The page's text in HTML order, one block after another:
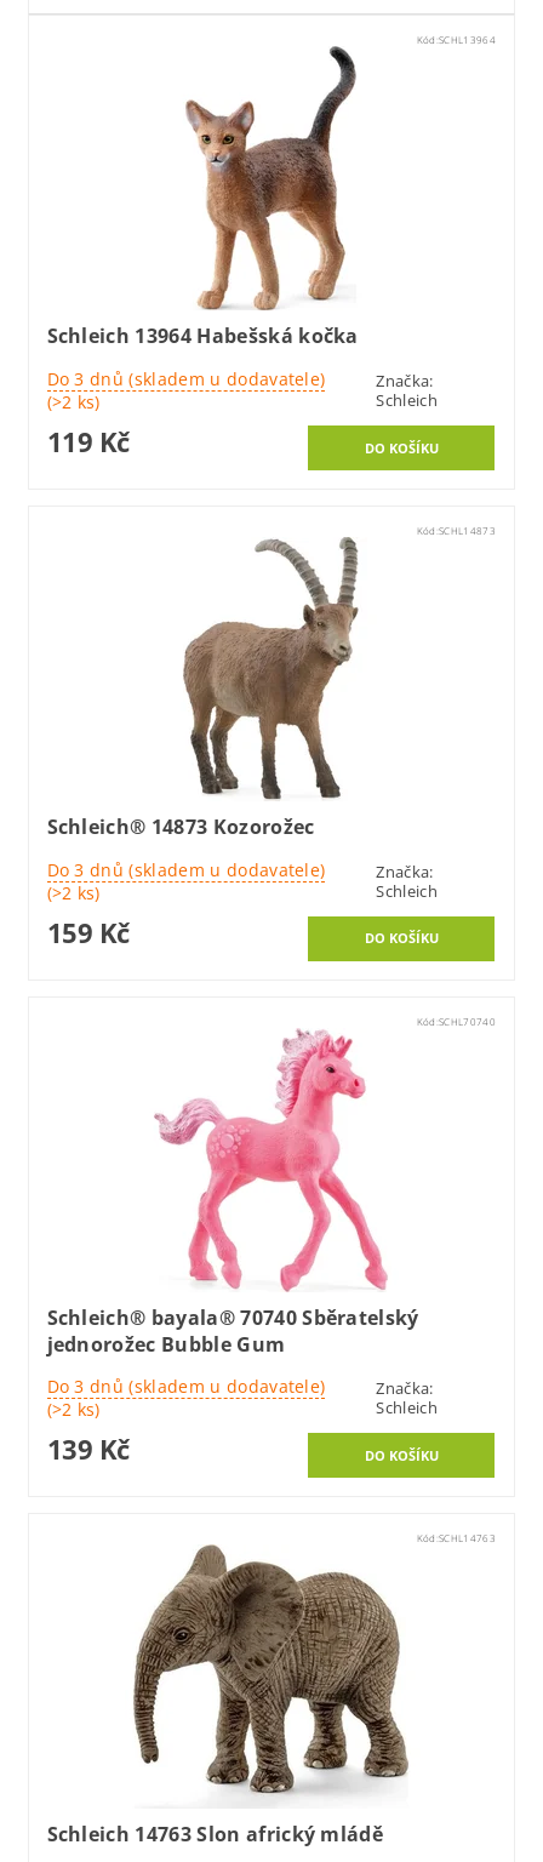
Kód:SCHL13964
Schleich 13964 Habešská kočka
Do 3 dnů (skladem u dodavatele)
(>2 ks)
Značka:
Schleich
119 Kč
Kód:SCHL14873
Schleich® 14873 Kozorožec
Do 3 dnů (skladem u dodavatele)
(>2 ks)
Značka:
Schleich
159 Kč
Kód:SCHL70740
Schleich® bayala® 70740 Sběratelský
jednorožec Bubble Gum
Do 3 dnů (skladem u dodavatele)
(>2 ks)
Značka:
Schleich
139 Kč
Kód:SCHL14763
Schleich 14763 Slon africký mládě